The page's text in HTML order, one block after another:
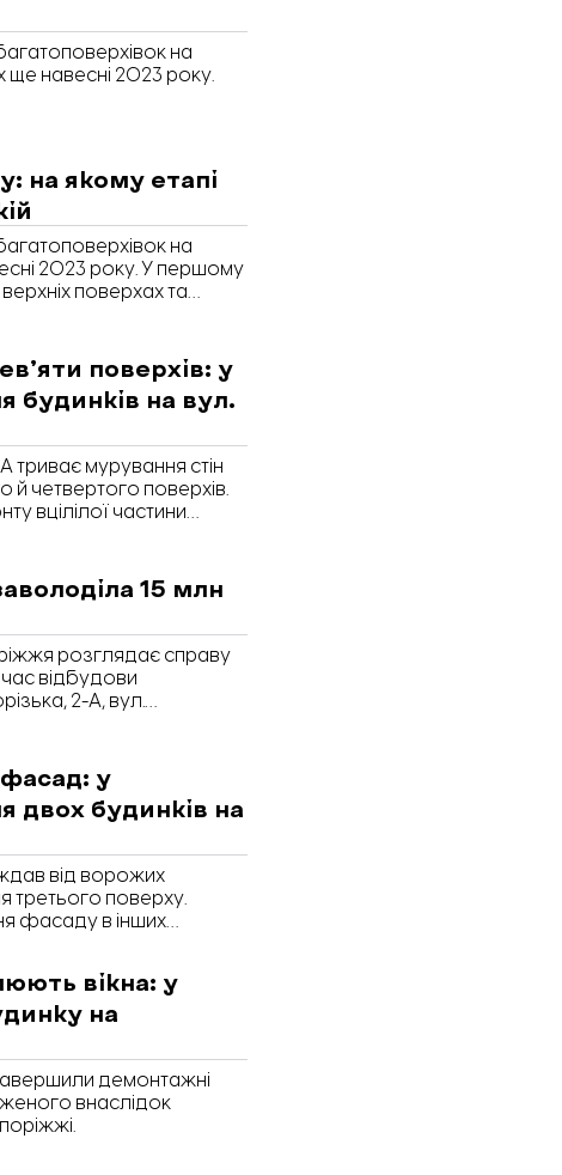
на
ще навесні 2023 року.
на якому етапі
на
2023 року. У першому
поверхах та
підʼїзді.
поверхів: у
будинків на вул.
триває мурування стін
й четвертого поверхів.
вцілілої частини
у Запорізькій
15 млн
розглядає справу
відбудови
2-А, вул.
Сума незаконно
це йдеться в
у
двох будинків на
від ворожих
третього поверху.
фасаду в інших
відновлення та
вікна: у
на
демонтажні
внаслідок